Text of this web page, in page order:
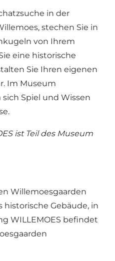
in der
stechen Sie in
von Ihrem
eine historische
Sie Ihren eigenen
Im Museum
Spiel und Wissen
ist Teil des Museum
Willemoesgaarden
historische Gebäude, in
WILLEMOES befindet